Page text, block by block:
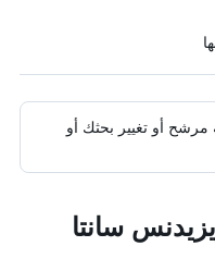
مرشح أو تغيير بحثك أو
سانتا